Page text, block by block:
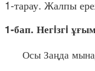
1-тарау. Жалпы
1-бап. Негiзгi
Осы Заңда